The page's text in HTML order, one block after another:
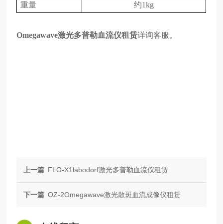
重量
约1kg
Omegawave激光多普勒血流仪租赁详询客服。
上一篇 FLO-X1labodorf激光多普勒血流仪租赁
下一篇 OZ-2Omegawave激光散斑血流成像仪租赁